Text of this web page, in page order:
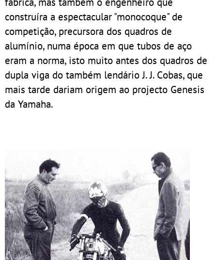
construíra a espectacular "monocoque" de
competição, precursora dos quadros de
alumínio, numa época em que tubos de aço
eram a norma, isto muito antes dos quadros de
dupla viga do também lendário J. J. Cobas, que
mais tarde dariam origem ao projecto Genesis
da Yamaha.